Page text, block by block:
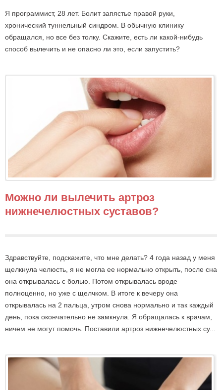
Я программист, 28 лет. Болит запястье правой руки,
хронический туннельный синдром. В обычную клинику
обращался, но все без толку. Скажите, есть ли какой-нибудь
способ вылечить и не опасно ли это, если запустить?
Можно ли вылечить артроз
нижнечелюстных суставов?
Здравствуйте, подскажите, что мне делать? 4 года назад у меня
щелкнула челюсть, я не могла ее нормально открыть, после сна
она открывалась с болью. Потом открывалась вроде
полноценно, но уже с щелчком. В итоге к вечеру она
открывалась на 2 пальца, утром снова нормально и так каждый
день, пока окончательно не замкнула. Я обращалась к врачам,
ничем не могут помочь. Поставили артроз нижнечелюстных су...